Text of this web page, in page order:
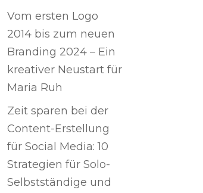
Vom ersten Logo
2014 bis zum neuen
Branding 2024 – Ein
kreativer Neustart für
Maria Ruh
Zeit sparen bei der
Content-Erstellung
für Social Media: 10
Strategien für Solo-
Selbstständige und